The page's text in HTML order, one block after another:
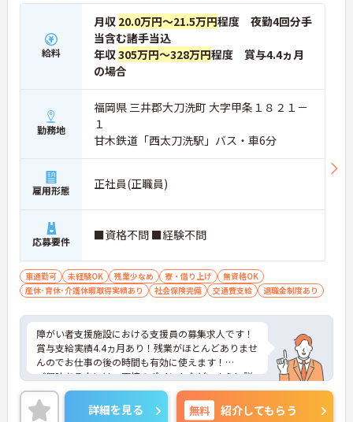
給料
月収 20.0万円～21.5万円程度 夜勤4回分手
当含む諸手当込
年収305万円～328万円程度 賞与4.4ヵ月
の場合
勤務地
福岡県 三井郡大刀洗町 大字甲条１８２１－
１
甘木鉄道「西太刀洗駅」バス・車6分
雇用形態 正社員(正職員)
応募要件 ■資格不問 ■経験不問
車通勤可 未経験OK 残業少なめ 寮・借り上げ
無資格OK
産休･育休･介護休暇取得実績あり
社会保険完備 交通費支給 退職金制度あり
障がい者支援施設における支援員の募集求人です！
賞与支給実績4.4ヵ月あり！残業がほとんどありませ
んのでお仕事の後の時間も有効に使えます！
ご興味ある方には、面接のポイントなど、さらに詳
細をお話致しますのでお気軽にご相談ください。
詳細を見る 無料 紹介してもらう